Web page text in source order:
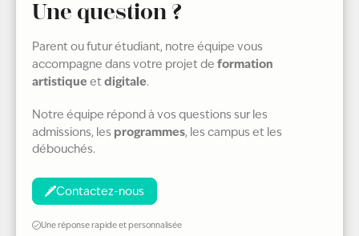
industries créatives et digitales.
Une question ?
Parent ou futur étudiant, notre équipe vous
accompagne dans votre projet de formation
artistique etdigitale.
Notre équipe répond à vos questions sur les
admissions, les programmes, les campus et les
débouchés.
Contactez-nous
Une réponse rapide et personnalisée